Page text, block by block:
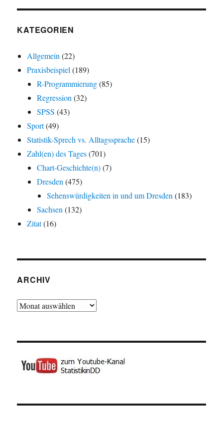
KATEGORIEN
Allgemein (22)
Praxisbeispiel (189)
R-Programmierung(85)
Regression (32)
SPSS (43)
Sport(49)
Statistik-Sprech vs. Alltagssprache(15)
Zahl(en) des Tages(701)
Chart-Geschichte(n)(7)
Dresden (475)
Sehenswürdigkeiten in und um Dresden (183)
Sachsen (132)
Zitat(16)
ARCHIV
Archiv